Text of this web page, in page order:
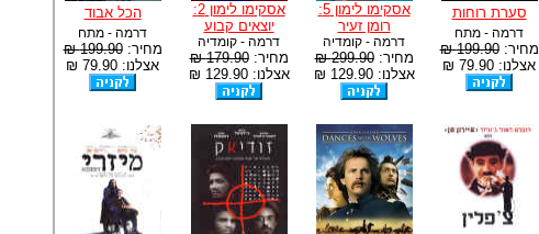
סערת רוחות
דרמה - מתח
מחיר:199.90 ₪
אצלנו: 79.90 ₪
אסקימו לימון 5:
רומן זעיר
דרמה - קומדיה
מחיר:299.90 ₪
אצלנו: 129.90 ₪
אסקימו לימון 2:
יוצאים קבוע
דרמה - קומדיה
מחיר:179.90 ₪
אצלנו: 129.90 ₪
הכל אבוד
דרמה - מתח
מחיר:199.90 ₪
אצלנו: 79.90 ₪